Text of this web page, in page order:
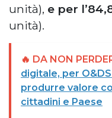
unità), e per
unità).
🔥 DA NON
digitale, per
produrre valore
cittadini e Paese